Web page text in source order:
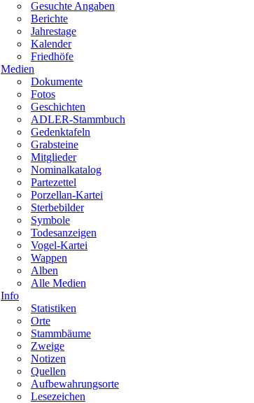
Gesuchte Angaben
Berichte
Jahrestage
Kalender
Friedhöfe
Medien
Dokumente
Fotos
Geschichten
ADLER-Stammbuch
Gedenktafeln
Grabsteine
Mitglieder
Nominalkatalog
Partezettel
Porzellan-Kartei
Sterbebilder
Symbole
Todesanzeigen
Vogel-Kartei
Wappen
Alben
Alle Medien
Info
Statistiken
Orte
Stammbäume
Zweige
Notizen
Quellen
Aufbewahrungsorte
Lesezeichen